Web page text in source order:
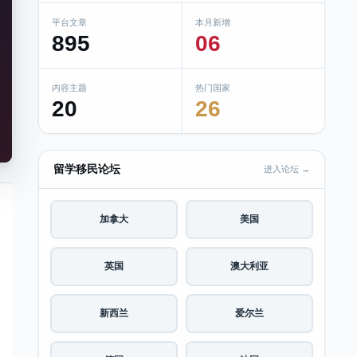
平台文章
895
本月新增
06
内容主题
20
热门国家
26
留学移民论坛 进入论坛 →
加拿大 美国
英国 澳大利亚
新西兰 爱尔兰